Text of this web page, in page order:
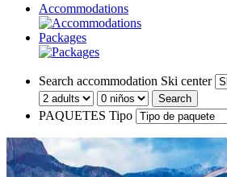
Accommodations
Packages
Search accommodation Ski center
Search
PAQUETES Tipo